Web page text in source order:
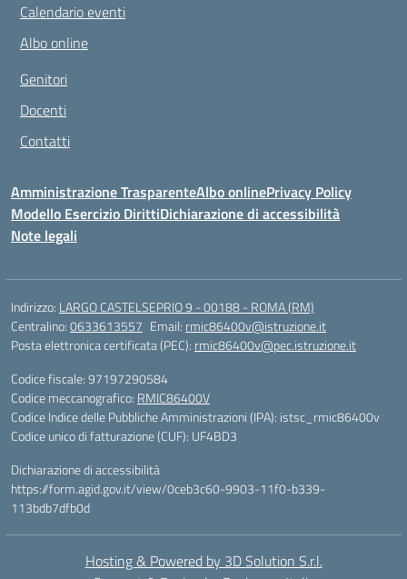
Calendario eventi
Albo online
Genitori
Docenti
Contatti
Amministrazione TrasparenteAlbo onlinePrivacy Policy
Modello Esercizio DirittiDichiarazione di accessibilità
Note legali
Indirizzo: LARGO CASTELSEPRIO 9 - 00188 - ROMA (RM)
Centralino:0633613557 Email: rmic86400v@istruzione.it
Posta elettronica certificata (PEC): rmic86400v@pec.istruzione.it
Codice fiscale: 97197290584
Codice meccanografico: RMIC86400V
Codice Indice delle Pubbliche Amministrazioni (IPA): istsc_rmic86400v
Codice unico di fatturazione (CUF): UF4BD3
Dichiarazione di accessibilità
https://form.agid.gov.it/view/0ceb3c60-9903-11f0-b339-
113bdb7dfb0d
Hosting & Powered by 3D Solution S.r.l.